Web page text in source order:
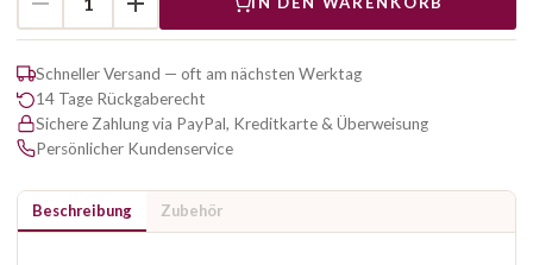
Schneller Versand — oft am nächsten Werktag
14 Tage Rückgaberecht
Sichere Zahlung via PayPal, Kreditkarte & Überweisung
Persönlicher Kundenservice
Beschreibung Zubehör